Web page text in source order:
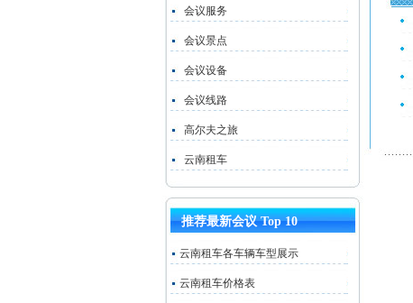
会议服务
会议景点
会议设备
会议线路
高尔夫之旅
云南租车
推荐最新会议 Top 10
云南租车各车辆车型展示
云南租车价格表